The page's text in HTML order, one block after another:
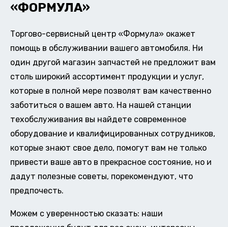
«ФОРМУЛА»
Торгово-сервисный центр «Формула» окажет
помощь в обслуживании вашего автомобиля. Ни
один другой магазин запчастей не предложит вам
столь широкий ассортимент продукции и услуг,
которые в полной мере позволят вам качественно
заботиться о вашем авто. На нашей станции
техобслуживания вы найдете современное
оборудование и квалифицированных сотрудников,
которые знают свое дело, помогут вам не только
привести ваше авто в прекрасное состояние, но и
дадут полезные советы, порекомендуют, что
предпочесть.
Можем с уверенностью сказать: наши